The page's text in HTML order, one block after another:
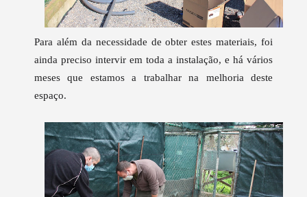
Para além da necessidade de obter estes materiais, foi
ainda preciso intervir em toda a instalação, e há vários
meses que estamos a trabalhar na melhoria deste
espaço.